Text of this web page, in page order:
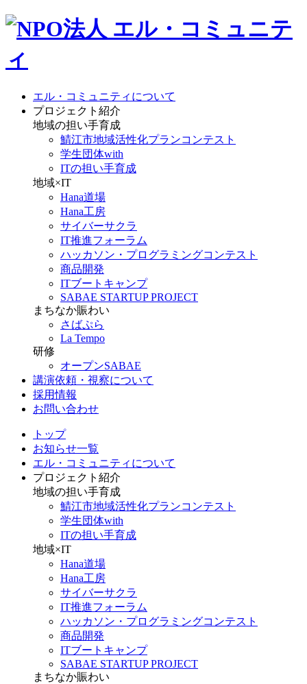
エル・コミュニティについて
プロジェクト紹介
地域の担い手育成
鯖江市地域活性化プランコンテスト
学生団体with
ITの担い手育成
地域×IT
Hana道場
Hana工房
サイバーサクラ
IT推進フォーラム
ハッカソン・プログラミングコンテスト
商品開発
ITブートキャンプ
SABAE STARTUP PROJECT
まちなか賑わい
さばぷら
La Tempo
研修
オープンSABAE
講演依頼・視察について
採用情報
お問い合わせ
トップ
お知らせ一覧
エル・コミュニティについて
プロジェクト紹介
地域の担い手育成
鯖江市地域活性化プランコンテスト
学生団体with
ITの担い手育成
地域×IT
Hana道場
Hana工房
サイバーサクラ
IT推進フォーラム
ハッカソン・プログラミングコンテスト
商品開発
ITブートキャンプ
SABAE STARTUP PROJECT
まちなか賑わい